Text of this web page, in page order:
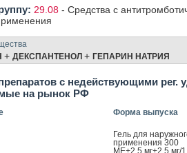
29.08- Средства с
+ ДЕКСПАНТЕНОЛ + ГЕПАРИН НАТРИЯ
с недействующими рег.
на рынок РФ
Форма выпуска
Гель для
при­мене­ния 300
МЕ+2.5 мг+2.5 мг/1